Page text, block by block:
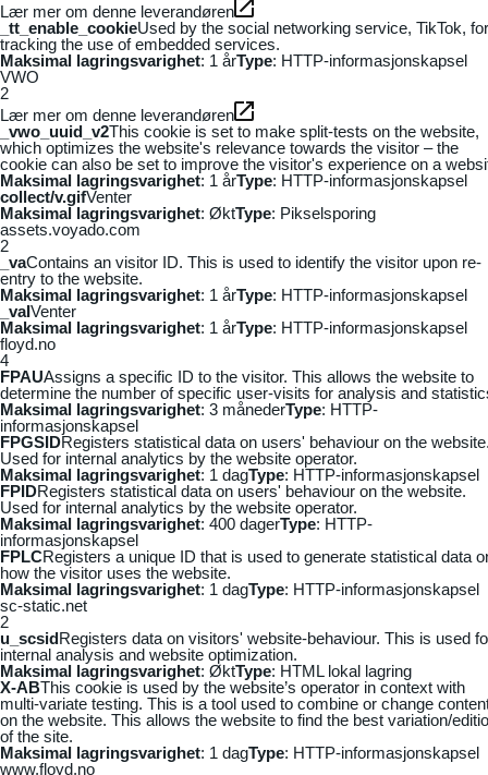
Lær mer om denne leverandøren
_tt_enable_cookieUsed by the social networking service, TikTok, for
tracking the use of embedded services.
Maksimal lagringsvarighet: 1 årType: HTTP-informasjonskapsel
VWO
2
Lær mer om denne leverandøren
_vwo_uuid_v2This cookie is set to make split-tests on the website,
which optimizes the website's relevance towards the visitor – the
cookie can also be set to improve the visitor's experience on a
Maksimal lagringsvarighet: 1 årType: HTTP-informasjonskapsel
collect/v.gifVenter
Maksimal lagringsvarighet: ØktType: Pikselsporing
assets.voyado.com
2
_vaContains an visitor ID. This is used to identify the visitor upon re-
entry to the website.
Maksimal lagringsvarighet: 1 årType: HTTP-informasjonskapsel
_vaIVenter
Maksimal lagringsvarighet: 1 årType: HTTP-informasjonskapsel
floyd.no
4
FPAUAssigns a specific ID to the visitor. This allows the website to
determine the number of specific user-visits for analysis and
Maksimal lagringsvarighet: 3 månederType: HTTP-
informasjonskapsel
FPGSIDRegisters statistical data on users' behaviour on the
Used for internal analytics by the website operator.
Maksimal lagringsvarighet: 1 dagType: HTTP-informasjonskapsel
FPIDRegisters statistical data on users' behaviour on the website.
Used for internal analytics by the website operator.
Maksimal lagringsvarighet: 400 dagerType: HTTP-
informasjonskapsel
FPLCRegisters a unique ID that is used to generate statistical data
how the visitor uses the website.
Maksimal lagringsvarighet: 1 dagType: HTTP-informasjonskapsel
sc-static.net
2
u_scsidRegisters data on visitors' website-behaviour. This is used
internal analysis and website optimization.
Maksimal lagringsvarighet: ØktType: HTML lokal lagring
X-ABThis cookie is used by the website’s operator in context with
multi-variate testing. This is a tool used to combine or change
on the website. This allows the website to find the best variation/
of the site.
Maksimal lagringsvarighet: 1 dagType: HTTP-informasjonskapsel
www.floyd.no